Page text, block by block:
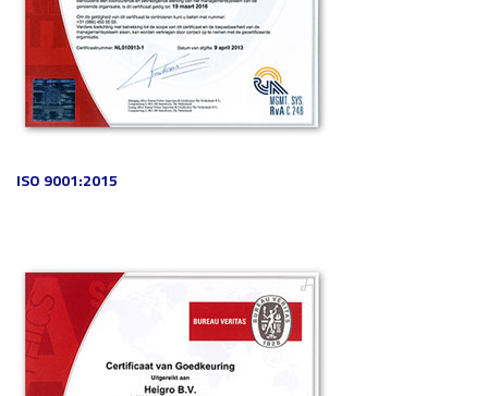
ISO 9001:2015